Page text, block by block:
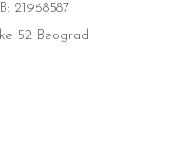
21968587
52 Beograd